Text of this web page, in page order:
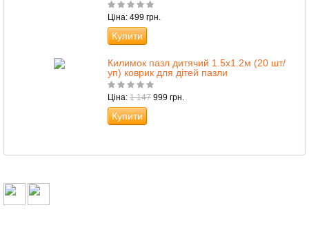
Ціна: 499 грн.
Купити
Килимок пазл дитячий 1.5х1.2м (20 шт/
уп) коврик для дітей пазли
Ціна: 1 147 999 грн.
Купити